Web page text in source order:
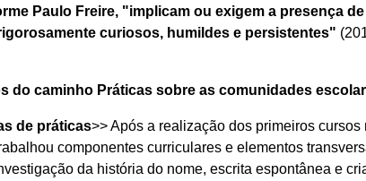
Paulo Freire, "implicam ou exigem a presença
curiosos, humildes e persistentes"
do caminho Práticas sobre as comunidades
de práticas>> Após a realização dos primeiros
componentes curriculares e elementos
da história do nome, escrita espontânea e